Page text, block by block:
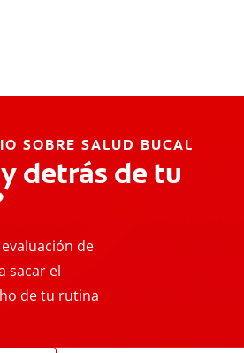
SOBRE SALUD BUCAL
detrás de tu
de
sacar el
de tu rutina